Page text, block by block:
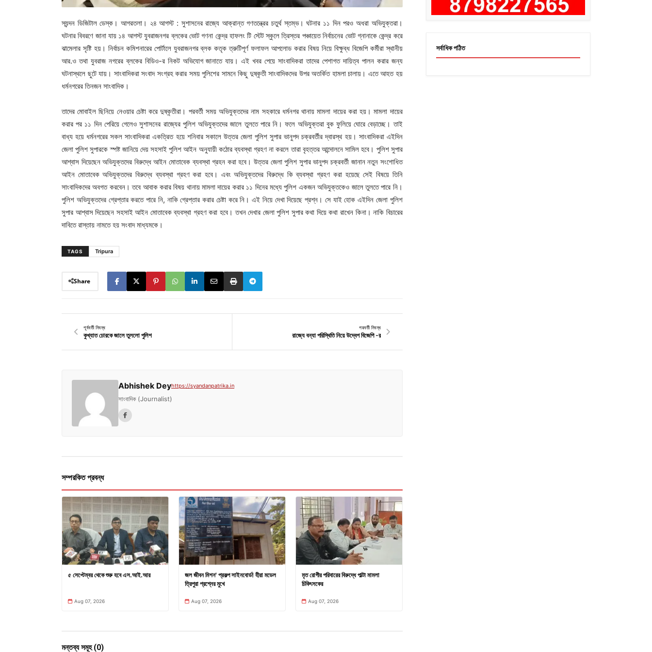
স্যন্দন ডিজিটাল ডেস্ক। আগরতলা। ২৪ আগস্ট : সুশাসনের রাজ্যে আক্রান্ত গণতন্ত্রের চতুর্থ স্তম্ভ। ঘটনার ১১ দিন পরও অধরা অভিযুক্তরা।
ঘটনার বিবরণে জানা যায় ১৪ আগস্ট যুবরাজনগর ব্লকের ভোট গণনা কেন্দ্র হাফলং টি স্টেট স্কুলে ত্রিস্তর পঞ্চায়েত নির্বাচনের ভোট গ্নানাকে কেন্দ্র করে
ঝামেলার সৃষ্টি হয়। নির্বাচন কমিশনারের পোর্টালে যুবরাজনগর ব্লক কতৃক ত্রুটিপূর্ণ ফলাফল আপলোড করার বিষয় নিয়ে বিক্ষুব্ধ বিজেপি কর্মীরা স্থানীয়
আর.ও তথা যুবরাজ নগরের ব্লকের বিডিও-র নিকট অভিযোগ জানাতে যায়। এই খবর পেয়ে সাংবাদিকরা তাদের পেশাগত দায়িত্ব পালন করার জন্য
ঘটনাস্থলে ছুটে যায়। সাংবাদিকরা সংবাদ সংগ্রহ করার সময় পুলিশের সামনে কিছু দুষ্কৃতী সাংবাদিকদের উপর অতর্কিত হামলা চালায়। এতে আহত হয়
ধর্মনগরের তিনজন সাংবাদিক।
তাদের মোবাইল ছিনিয়ে নেওয়ার চেষ্টা করে দুষ্কৃতীরা। পরবর্তী সময় অভিযুক্তদের নাম সহকারে ধর্মনগর থানায় মামলা দায়ের করা হয়। মামলা দায়ের
করার পর ১১ দিন পেরিয়ে গেলেও সুশাসনের রাজ্যের পুলিশ অভিযুক্তদের জালে তুলতে পারে নি। ফলে অভিযুক্তরা বুক ফুলিয়ে ঘোরে বেড়াচ্ছে। তাই
বাধ্য হয়ে ধর্মনগরের সকল সাংবাদিকরা একত্রিত হয়ে শনিবার সকালে উত্তর জেলা পুলিশ সুপার ভানুপদ চক্রবর্তীর দ্বারস্থ হয়। সাংবাদিকরা এইদিন
জেলা পুলিশ সুপারকে স্পষ্ট জানিয়ে দেয় সহসাই পুলিশ আইন অনুযায়ী কঠোর ব্যবস্থা গ্রহণ না করলে তারা বৃহত্তর আন্দোলনে সামিল হবে। পুলিশ সুপার
আশ্বাস দিয়েছেন অভিযুক্তদের বিরুদ্ধে আইন মোতাবেক ব্যবস্থা গ্রহন করা হবে। উত্তর জেলা পুলিশ সুপার ভানুপদ চক্রবর্তী জানান নতুন সংশোধিত
আইন মোতাবেক অভিযুক্তদের বিরুদ্ধে ব্যবস্থা গ্রহণ করা হবে। এবং অভিযুক্তদের বিরুদ্ধে কি ব্যবস্থা গ্রহণ করা হয়েছে সেই বিষয়ে তিনি
সাংবাদিকদের অবগত করবেন। তবে আবাক করার বিষয় থানায় মামলা দায়ের করার ১১ দিনের মধ্যে পুলিশ একজন অভিযুক্তকেও জালে তুলতে পারে নি।
পুলিশ অভিযুক্তদের গ্রেপ্তার করতে পারে নি, নাকি গ্রেপ্তার করার চেষ্টা করে নি। এই নিয়ে দেখা দিয়েছে প্রশ্ন। সে যাই হোক এইদিন জেলা পুলিশ
সুপার আশ্বাস দিয়েছেন সহসাই আইন মোতাবেক ব্যবস্থা গ্রহণ করা হবে। তখন দেখার জেলা পুলিশ সুপার কথা দিয়ে কথা রাখেন কিনা। নাকি বিচারের
দাবিতে রাস্তায় নামতে হয় সংবাদ মাধ্যমকে।
TAGS Tripura
Share
পূর্ববর্তী নিবন্ধ
কুখ্যাত চোরকে জালে তুললো পুলিশ
পরবর্তী নিবন্ধ
রাজ্যে বন্যা পরিস্থিতি নিয়ে উদ্বেগ বিজেপি -র
Abhishek Deyhttps://syandanpatrika.in
সাংবাদিক (Journalist)
সম্পরকিত প্রবন্ধ
৫ সেপ্টেম্বর থেকে শুরু হবে এস.আই.আর
Aug 07, 2026
জল জীবন মিশন' প্রকল্প সাইনবোর্ড! হীরা মডেল
ত্রিপুরা প্রশ্নের মুখে
Aug 07, 2026
মৃত রোগীর পরিবারের বিরুদ্ধে পাল্টা মামলা
চিকিৎসকের
Aug 07, 2026
মন্তব্য সমূহ (0)
সর্বাধিক পঠিত